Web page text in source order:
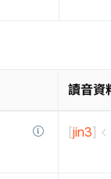
讀音資
[jin3]